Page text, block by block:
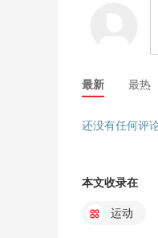
最新 最热
还没有任何评
本文收录在
运动